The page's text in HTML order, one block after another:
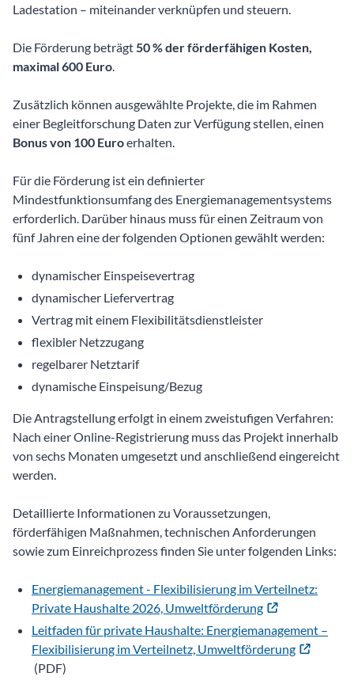
Ladestation – miteinander verknüpfen und steuern.
Die Förderung beträgt50 % der förderfähigen Kosten,
maximal 600 Euro.
Zusätzlich können ausgewählte Projekte, die im Rahmen
einer Begleitforschung Daten zur Verfügung stellen, einen
Bonus von 100 Euroerhalten.
Für die Förderung ist ein definierter
Mindestfunktionsumfang des Energiemanagementsystems
erforderlich. Darüber hinaus muss für einen Zeitraum von
fünf Jahren eine der folgenden Optionen gewählt werden:
dynamischer Einspeisevertrag
dynamischer Liefervertrag
Vertrag mit einem Flexibilitätsdienstleister
flexibler Netzzugang
regelbarer Netztarif
dynamische Einspeisung/Bezug
Die Antragstellung erfolgt in einem zweistufigen Verfahren:
Nach einer Online-Registrierung muss das Projekt innerhalb
von sechs Monaten umgesetzt und anschließend eingereicht
werden.
Detaillierte Informationen zu Voraussetzungen,
förderfähigen Maßnahmen, technischen Anforderungen
sowie zum Einreichprozess finden Sie unter folgenden Links:
Energiemanagement - Flexibilisierung im Verteilnetz:
Private Haushalte 2026, Umweltförderung
Leitfaden für private Haushalte: Energiemanagement –
Flexibilisierung im Verteilnetz, Umweltförderung
(PDF)